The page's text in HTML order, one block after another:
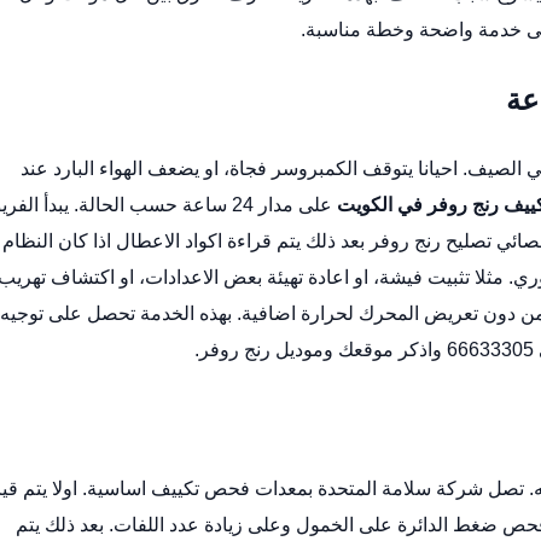
احيانا يتوقف الكمبروسر فجاة، او يضعف الهواء البارد عند
رنج روفر في الكويت
على مدار 24 ساعة حسب الحالة. يبدأ
تصليح رنج روفر بعد ذلك يتم قراءة اكواد الاعطال اذا كان النظام
تثبيت فيشة، او اعادة تهيئة بعض الاعدادات، او اكتشاف
دون تعريض المحرك لحرارة اضافية. بهذه الخدمة تحصل على توجيه
تصل شركة سلامة المتحدة بمعدات فحص تكييف اساسية. اولا يتم
ضغط الدائرة على الخمول وعلى زيادة عدد اللفات. بعد ذلك يتم